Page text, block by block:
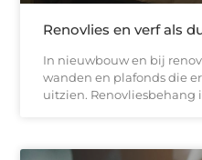
Renovlies en verf als
In nieuwbouw en bij
wanden en plafonds die
uitzien. Renovliesbehang